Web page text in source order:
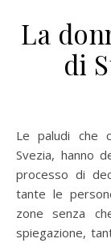
La
di
Le paludi che circondano Mossmarken, nel Nord della
Svezia, hanno
processo di
tante le
zone senza
spiegazione,